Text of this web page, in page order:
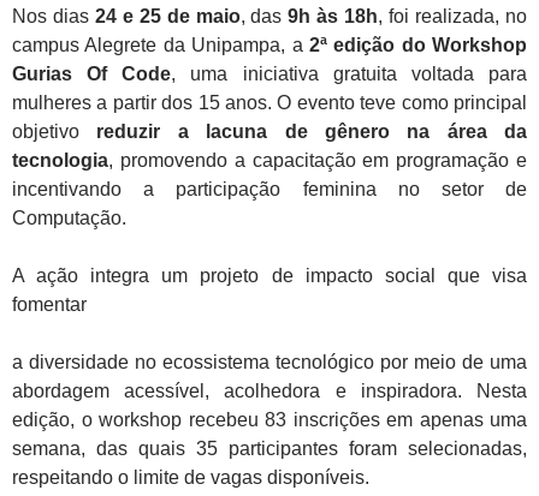
Nos dias 24 e 25 de maio, das9h às 18h, foi realizada, no
campus Alegrete da Unipampa, a 2ª edição do Workshop
Gurias Of Code, uma iniciativa gratuita voltada para
mulheres a partir dos 15 anos. O evento teve como principal
objetivo reduzir a lacuna de gênero na área da
tecnologia, promovendo a capacitação em programação e
incentivando a participação feminina no setor de
Computação.
A ação integra um projeto de impacto social
que visa
fomentar
a diversidade no ecossistema tecnológico por meio de uma
abordagem acessível, acolhedora e inspiradora. Nesta
edição, o workshop recebeu 83 inscrições em apenas uma
semana, das quais 35 participantes foram selecionadas,
respeitando o limite de vagas disponíveis.